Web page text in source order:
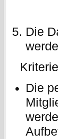
Die
Die